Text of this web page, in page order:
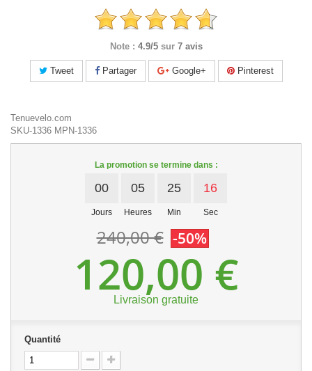
Note : 4.9/5 sur 7 avis
Tweet Partager Google+ Pinterest
Tenuevelo.com
SKU-1336 MPN-1336
La promotion se termine dans :
00
Jours
05
Heures
25
Min
16
Sec
240,00 € -50%
120,00 €
Livraison gratuite
Quantité